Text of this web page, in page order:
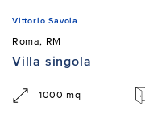
Vittorio Savoia
Roma, RM
Villa singola
1000 mq